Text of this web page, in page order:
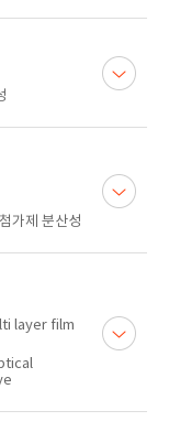
가제 분산성
layer film